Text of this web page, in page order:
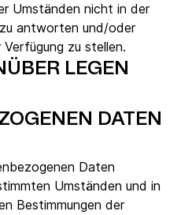
Umständen nicht in der
antworten und/oder
zu stellen.
LEGEN
DATEN
Daten
Umständen und in
Bestimmungen der